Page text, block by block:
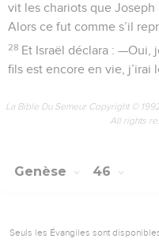
vit les chariots que Joseph
Alors ce fut comme s’il
28 Et Israël déclara : —Oui,
fils est encore en vie, j’irai
La Bible Du Semeur Copyright ©
All rights
Genèse 46
Seuls les Évangiles sont